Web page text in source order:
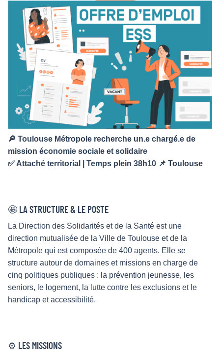
🔎 Toulouse Métropole recherche un.e chargé.e de
mission économie sociale et solidaire
✅ Attaché territorial | Temps plein 38h10 📌 Toulouse
🤩 LA STRUCTURE & LE POSTE
La Direction des Solidarités et de la Santé est une
direction mutualisée de la Ville de Toulouse et de la
Métropole qui est composée de 400 agents. Elle se
structure autour de domaines et missions en charge de
cinq politiques publiques : la prévention jeunesse, les
seniors, le logement, la lutte contre les exclusions et le
handicap et accessibilité.
⚙️ LES MISSIONS